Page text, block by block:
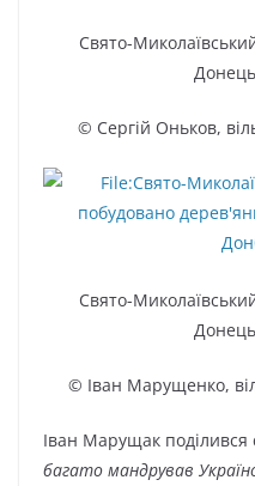
Свято-
© Сергій Оньков,
Свято-
© Іван Марущенко,
Іван Марущак
багато мандрував